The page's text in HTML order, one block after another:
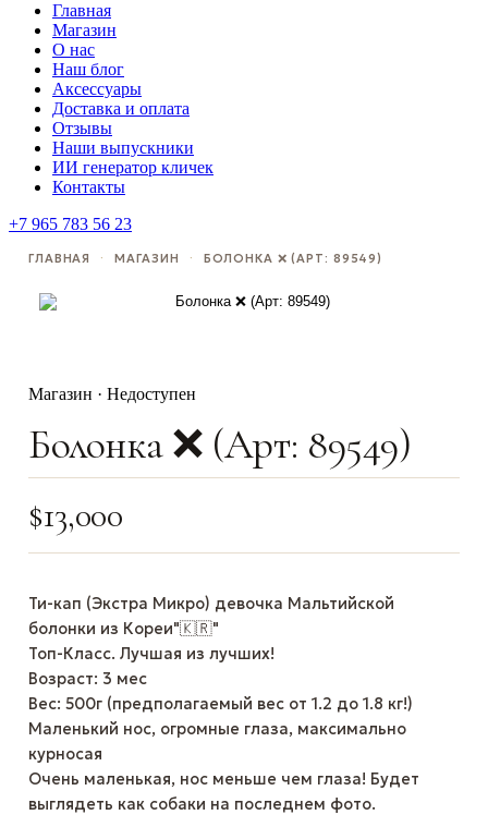
Главная
Магазин
О нас
Наш блог
Аксессуары
Доставка и оплата
Отзывы
Наши выпускники
ИИ генератор кличек
Контакты
+7 965 783 56 23
ГЛАВНАЯ · МАГАЗИН · БОЛОНКА ❌️ (АРТ: 89549)
Магазин · Недоступен
Болонка ❌️ (Арт: 89549)
$13,000
Ти-кап (Экстра Микро) девочка Мальтийской
болонки из Кореи"🇰🇷"
Топ-Класс. Лучшая из лучших!
Возраст: 3 мес
Вес: 500г (предполагаемый вес от 1.2 до 1.8 кг!)
Маленький нос, огромные глаза, максимально
курносая
Очень маленькая, нос меньше чем глаза! Будет
выглядеть как собаки на последнем фото.